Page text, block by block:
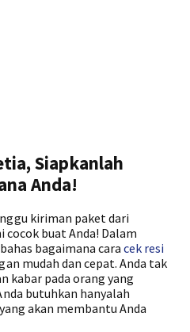
Siapkanlah
Anda!
kiriman paket dari
cocok buat Anda! Dalam
bagaimana cara cek resi
mudah dan cepat. Anda tak
kabar pada orang yang
butuhkan hanyalah
akan membantu Anda